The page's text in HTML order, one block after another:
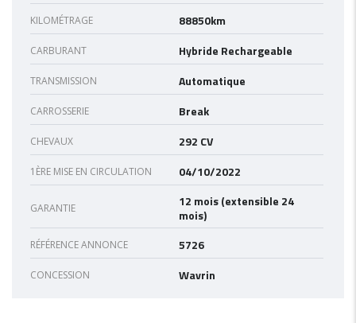
KILOMÉTRAGE 88850km
CARBURANT Hybride Rechargeable
TRANSMISSION Automatique
CARROSSERIE Break
CHEVAUX 292 CV
1ÈRE MISE EN CIRCULATION 04/10/2022
GARANTIE
12 mois (extensible 24
mois)
RÉFÉRENCE ANNONCE 5726
CONCESSION Wavrin